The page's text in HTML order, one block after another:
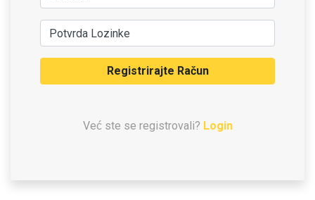
Registrirajte Račun
Već ste se registrovali? Login